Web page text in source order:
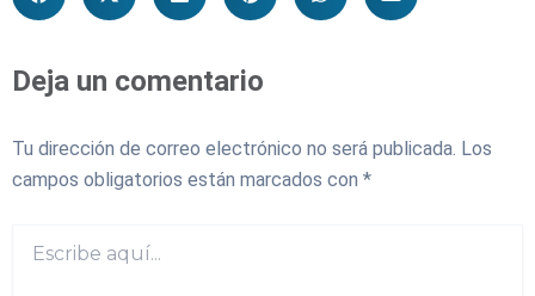
Deja un comentario
Tu dirección de correo electrónico no será publicada. Los
campos obligatorios están marcados con *
aquí...